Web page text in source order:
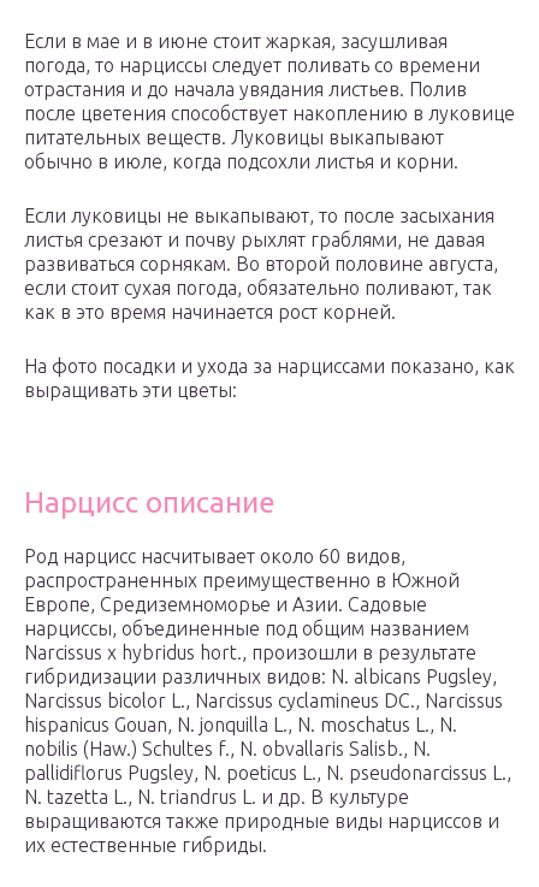
Если в мае и в июне стоит жаркая, засушливая
погода, то нарциссы следует поливать со времени
отрастания и до начала увядания листьев. Полив
после цветения способствует накоплению в луковице
питательных веществ. Луковицы выкапывают
обычно в июле, когда подсохли листья и корни.
Если луковицы не выкапывают, то после засыхания
листья срезают и почву рыхлят граблями, не давая
развиваться сорнякам. Во второй половине августа,
если стоит сухая погода, обязательно поливают, так
как в это время начинается рост корней.
На фото посадки и ухода за нарциссами показано, как
выращивать эти цветы:
Нарцисс описание
Род нарцисс насчитывает около 60 видов,
распространенных преимущественно в Южной
Европе, Средиземноморье и Азии. Садовые
нарциссы, объединенные под общим названием
Narcissus x hybridus hort., произошли в результате
гибридизации различных видов: N. albicans Pugsley,
Narcissus bicolor L., Narcissus cyclamineus DC., Narcissus
hispanicus Gouan, N. jonquilla L., N. moschatus L., N.
nobilis (Haw.) Schultes f., N. obvallaris Salisb., N.
pallidiflorus Pugsley, N. poeticus L., N. pseudonarcissus L.,
N. tazetta L., N. triandrus L. и др. В культуре
выращиваются также природные виды нарциссов и
их естественные гибриды.